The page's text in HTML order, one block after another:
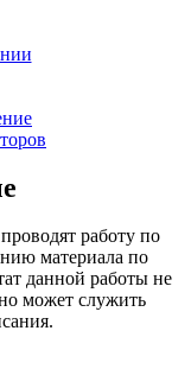
работу по
материала по
данной работы не
может служить